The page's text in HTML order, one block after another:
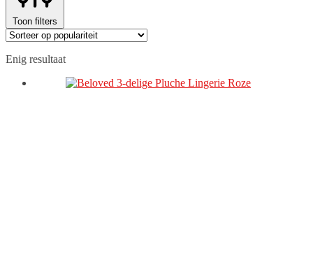
Toon filters
Enig resultaat